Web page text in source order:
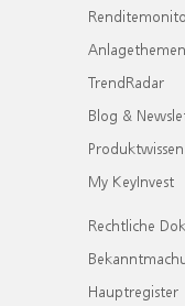
Anlagethemen
TrendRadar
Blog &
Produktwissen
My KeyInvest
Rechtliche
Hauptregister